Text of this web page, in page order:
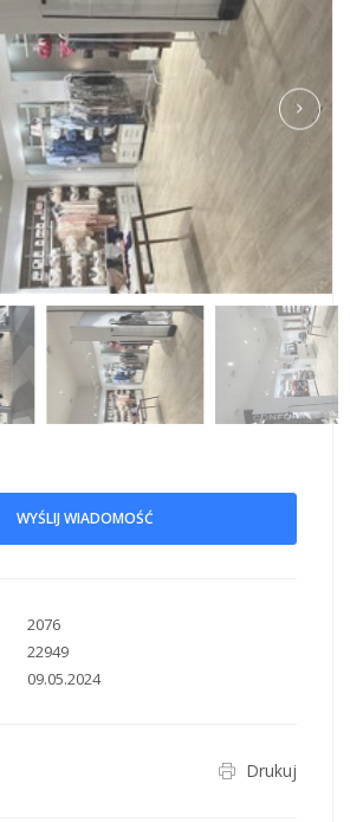
WYŚLIJ WIADOMOŚĆ
2076
22949
09.05.2024
Drukuj